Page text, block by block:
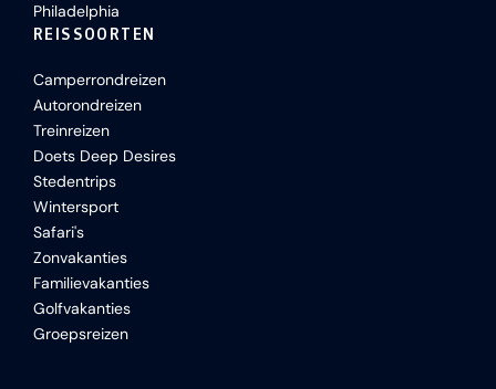
Philadelphia
REISSOORTEN
Camperrondreizen
Autorondreizen
Treinreizen
Doets Deep Desires
Stedentrips
Wintersport
Safari's
Zonvakanties
Familievakanties
Golfvakanties
Groepsreizen